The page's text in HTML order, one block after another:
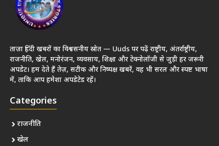
ताज़ा हिंदी खबरों का विश्वसनीय स्रोत — Uuds पर पढ़ें राष्ट्रीय, अंतर्राष्ट्रीय,
राजनीति, खेल, मनोरंजन, व्यवसाय, शिक्षा और टेक्नोलॉजी से जुड़ी हर जरूरी
अपडेट। हम देते हैं तेज़, सटीक और निष्पक्ष खबरें, वह भी सरल और स्पष्ट भाषा
में, ताकि आप हमेशा अपडेटेड रहें।
Categories
राजनीति
खेल